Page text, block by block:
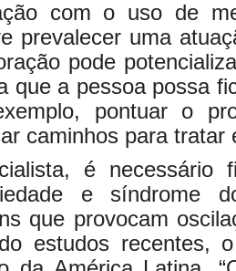
com o uso de
prevalecer uma
pode
que a pessoa possa
pontuar o
caminhos para tratar
é necessário
e síndrome
que provocam
estudos recentes,